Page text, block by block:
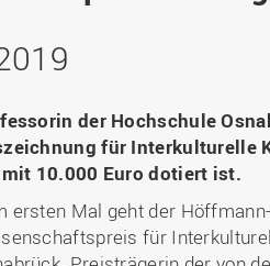
und
Outgoing
als Fremdsprache
Informationen für
internationaler
in
für Musik (IfM)
Management, Kultur und
(MKT, Campus
der Hochschule
für Interkulturelle
10.000 Euro dotiert ist.
ersten Mal geht der Höffmann-
für